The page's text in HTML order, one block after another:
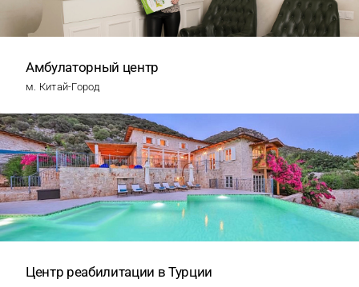
Амбулаторный центр
м. Китай-Город
Центр реабилитации в Турции